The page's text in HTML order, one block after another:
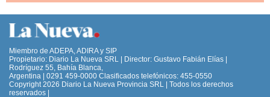
Miembro de ADEPA, ADIRA y SIP
Propietario: Diario La Nueva SRL | Director: Gustavo Fabián Elías |
Rodríguez 55, Bahía Blanca,
Argentina | 0291 459-0000 Clasificados telefónicos: 455-0550
Copyright 2026 Diario La Nueva Provincia SRL | Todos los derechos
reservados |